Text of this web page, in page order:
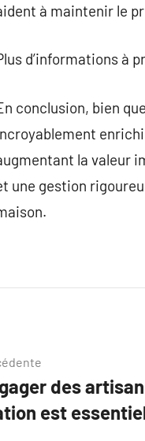
à maintenir le
d’informations à
conclusion, bien
la valeur
une gestion
des
est